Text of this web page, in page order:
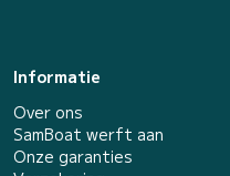
Informatie
Over ons
SamBoat werft aan
Onze garanties